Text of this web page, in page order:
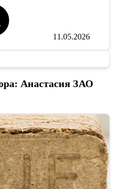
11.05.2026
Анастасия ЗАО